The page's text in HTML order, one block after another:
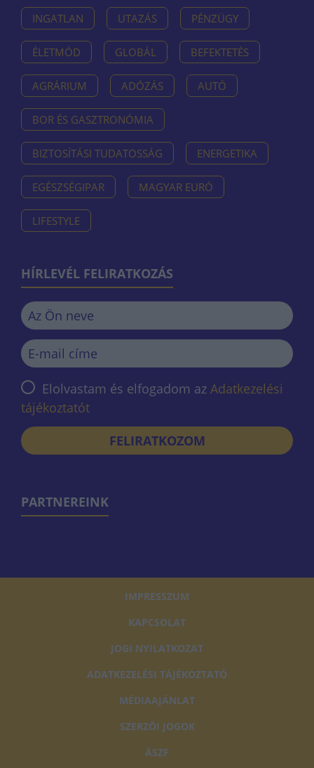
INGATLAN UTAZÁS PÉNZÜGY
ÉLETMÓD GLOBÁL BEFEKTETÉS
AGRÁRIUM ADÓZÁS AUTÓ
BOR ÉS GASZTRONÓMIA
BIZTOSÍTÁSI TUDATOSSÁG ENERGETIKA
EGÉSZSÉGIPAR MAGYAR EURÓ
LIFESTYLE
HÍRLEVÉL FELIRATKOZÁS
Elolvastam és elfogadom az Adatkezelési
tájékoztatót
FELIRATKOZOM
PARTNEREINK
IMPRESSZUM
KAPCSOLAT
JOGI NYILATKOZAT
ADATKEZELÉSI TÁJÉKOZTATÓ
MÉDIAAJÁNLAT
SZERZŐI JOGOK
ÁSZF